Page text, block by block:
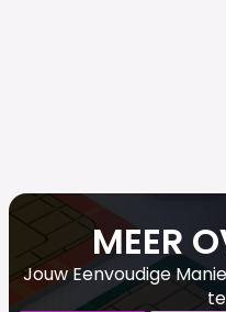
MEER
Jouw Eenvoudige